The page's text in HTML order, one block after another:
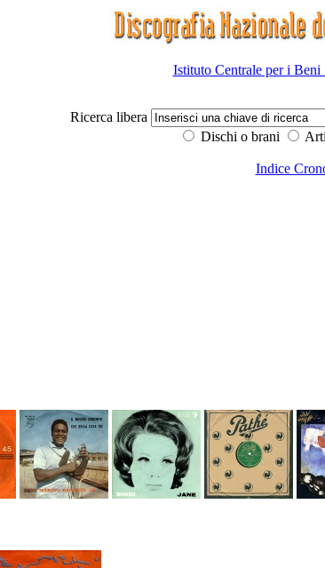
Istituto Centrale per i
Ricerca libera
Dischi o brani
Indice